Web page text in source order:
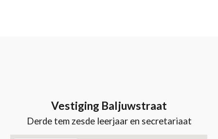
Vestiging Baljuwstraat
Derde tem zesde leerjaar en secretariaat